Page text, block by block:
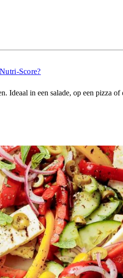
Score?
Ideaal in een salade, op een pizza of